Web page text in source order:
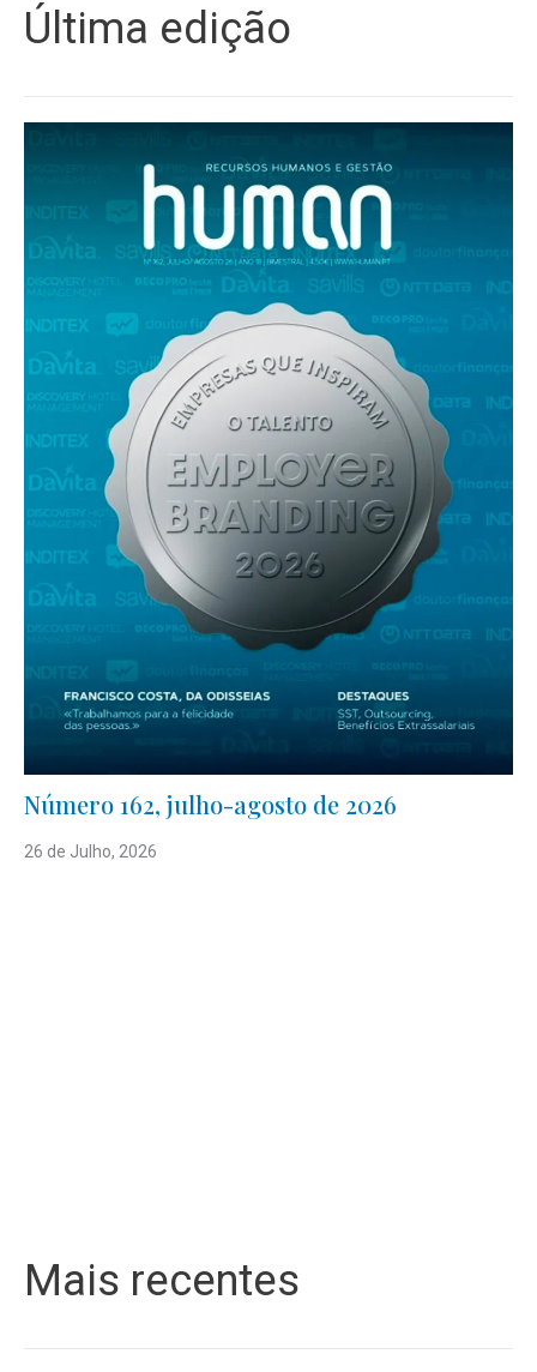
Última edição
Número 162, julho-agosto de 2026
26 de Julho, 2026
Mais recentes